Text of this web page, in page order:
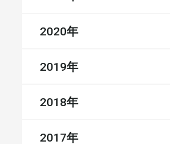
2020年
2019年
2018年
2017年